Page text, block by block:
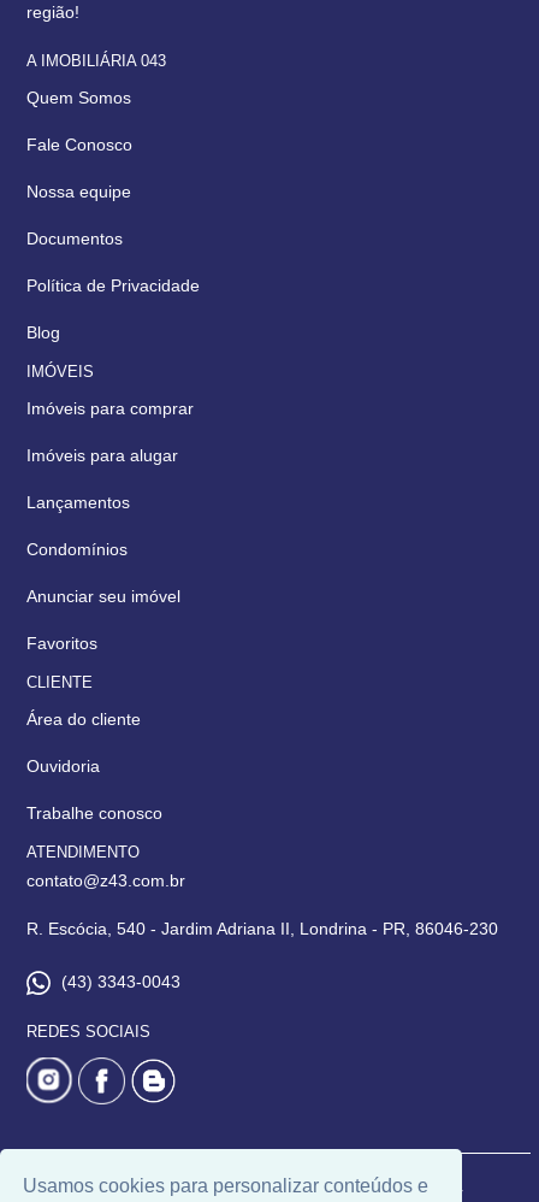
Usamos cookies para personalizar conteúdos e
região!
A IMOBILIÁRIA 043
Quem Somos
Fale Conosco
Nossa equipe
Documentos
Política de Privacidade
Blog
IMÓVEIS
Imóveis para comprar
Imóveis para alugar
Lançamentos
Condomínios
Anunciar seu imóvel
Favoritos
CLIENTE
Área do cliente
Ouvidoria
Trabalhe conosco
ATENDIMENTO
contato@z43.com.br
R. Escócia, 540 - Jardim Adriana II, Londrina - PR, 86046-230
(43) 3343-0043
REDES SOCIAIS
© 2026 | Imobiliária 043 | CRECI: 6171 | Desenvolvido por